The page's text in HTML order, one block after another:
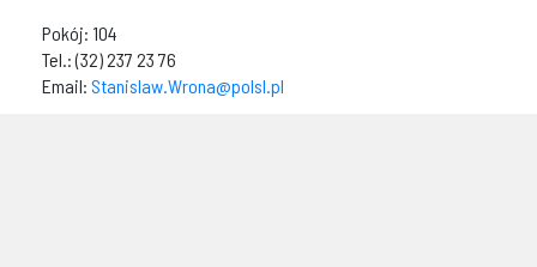
Pokój: 104
Tel.: (32) 237 23 76
Email: Stanislaw.Wrona@polsl.pl